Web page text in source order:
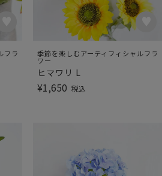
フラ 季節を楽しむアーティフィシャルフラ
ワー
ヒマワリ L
¥1,650 税込